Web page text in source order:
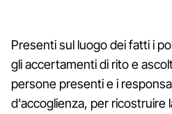
Presenti sul luogo dei fatti i
gli accertamenti di rito e
persone presenti e i
d'accoglienza, per ricostruire